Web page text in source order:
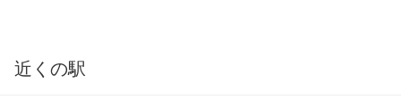
近くの駅